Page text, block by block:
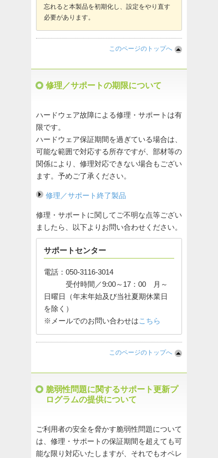
忘れると本製品を初期化し、設定をやり直す
必要があります。
このページのトップへ
修理／サポートの期限について
ハードウェア故障による修理・サポートは有
限です。
ハードウェア保証期間を過ぎている場合は、
可能な範囲で対応する所存ですが、部材等の
関係により、修理対応できない場合もござい
ます。予めご了承ください。
修理／サポート終了製品
修理・サポートに関してご不明な点等ござい
ましたら、以下よりお問い合わせください。
サポートセンター
電話：050-3116-3014
受付時間／9:00～17：00 月～
日曜日（年末年始及び当社夏期休業日
を除く）
※メールでのお問い合わせはこちら
このページのトップへ
脆弱性問題に関するサポート更新プ
ログラムの提供について
ご利用者の安全を脅かす脆弱性問題について
は、修理・サポートの保証期間を超えても可
能な限り対応いたしますが、それでもオペレ